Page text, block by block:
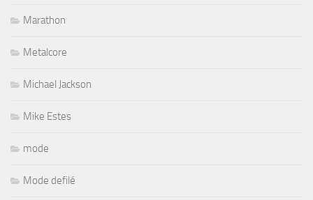
Marathon
Metalcore
Michael Jackson
Mike Estes
mode
Mode defilé